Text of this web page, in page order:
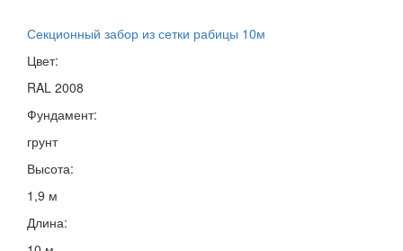
Секционный забор из сетки рабицы 10м
Цвет:
RAL 2008
Фундамент:
грунт
Высота:
1,9 м
Длина: